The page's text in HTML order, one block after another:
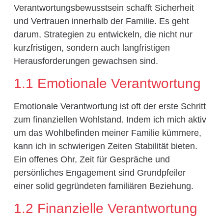
Verantwortungsbewusstsein schafft Sicherheit
und Vertrauen innerhalb der Familie. Es geht
darum, Strategien zu entwickeln, die nicht nur
kurzfristigen, sondern auch langfristigen
Herausforderungen gewachsen sind.
1.1 Emotionale Verantwortung
Emotionale Verantwortung ist oft der erste Schritt
zum finanziellen Wohlstand. Indem ich mich aktiv
um das Wohlbefinden meiner Familie kümmere,
kann ich in schwierigen Zeiten Stabilität bieten.
Ein offenes Ohr, Zeit für Gespräche und
persönliches Engagement sind Grundpfeiler
einer solid gegründeten familiären Beziehung.
1.2 Finanzielle Verantwortung